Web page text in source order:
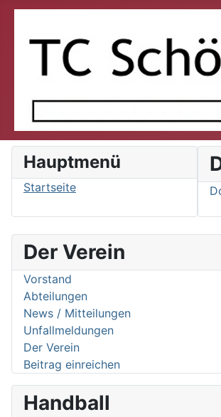
Hauptmenü
Startseite
Der Verein
Vorstand
Abteilungen
News / Mitteilungen
Unfallmeldungen
Der Verein
Beitrag einreichen
Handball